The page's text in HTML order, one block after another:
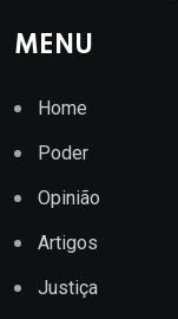
MENU
Home
Poder
Opinião
Artigos
Justiça